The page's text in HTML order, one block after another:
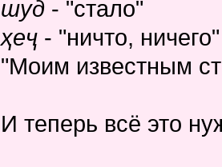
шуд - "стало"
ҳеҷ - "ничто, ничего"
"Моим известным
И теперь всё это